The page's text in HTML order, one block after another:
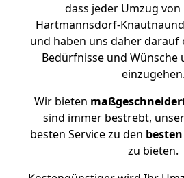
dass jeder Umzug von
Hartmannsdorf-
und haben uns daher darauf
Bedürfnisse und Wünsche
einzugehen.
Wir bieten
sind immer bestrebt,
besten Service zu den
zu bieten.